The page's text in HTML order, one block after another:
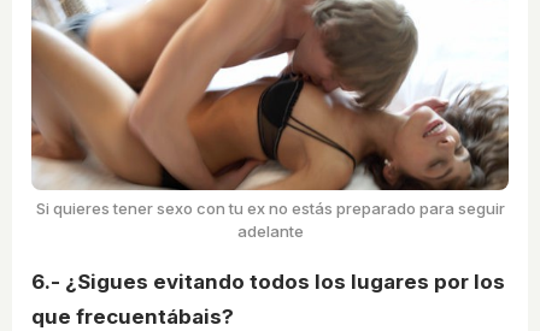
Si quieres tener sexo con tu ex no estás preparado para seguir
adelante
6.- ¿Sigues evitando todos los lugares por los
que frecuentábais?